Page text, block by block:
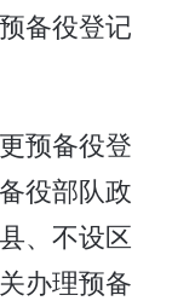
备役登记
预备役登
役部队政
、不设区
办理预备